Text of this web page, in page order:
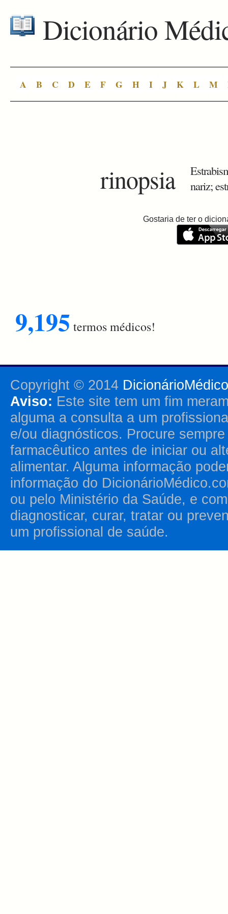
Dicionário
A B C D E F G H I J K L M
rinopsia
nariz;
Gostaria de ter o
9,195 termos médicos!
Copyright © 2014
Aviso: Este site tem um fim
alguma a consulta a um
e/ou diagnósticos. Procure
farmacêutico antes de iniciar ou
alimentar. Alguma informação
informação do
ou pelo Ministério da Saúde, e
diagnosticar, curar, tratar ou
um profissional de saúde.